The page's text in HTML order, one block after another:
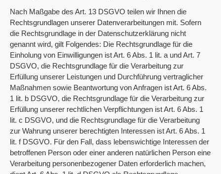
Nach Maßgabe des Art. 13 DSGVO teilen wir Ihnen die
Rechtsgrundlagen unserer Datenverarbeitungen mit. Sofern
die Rechtsgrundlage in der Datenschutzerklärung nicht
genannt wird, gilt Folgendes: Die Rechtsgrundlage für die
Einholung von Einwilligungen ist Art. 6 Abs. 1 lit. a und Art. 7
DSGVO, die Rechtsgrundlage für die Verarbeitung zur
Erfüllung unserer Leistungen und Durchführung vertraglicher
Maßnahmen sowie Beantwortung von Anfragen ist Art. 6 Abs.
1 lit. b DSGVO, die Rechtsgrundlage für die Verarbeitung zur
Erfüllung unserer rechtlichen Verpflichtungen ist Art. 6 Abs. 1
lit. c DSGVO, und die Rechtsgrundlage für die Verarbeitung
zur Wahrung unserer berechtigten Interessen ist Art. 6 Abs. 1
lit. f DSGVO. Für den Fall, dass lebenswichtige Interessen der
betroffenen Person oder einer anderen natürlichen Person eine
Verarbeitung personenbezogener Daten erforderlich machen,